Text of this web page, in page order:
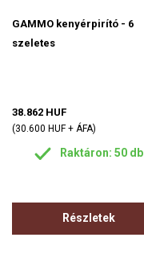
GAMMO kenyérpirító - 6
szeletes
38.862 HUF
(30.600 HUF + ÁFA)
Raktáron: 50 db
Részletek